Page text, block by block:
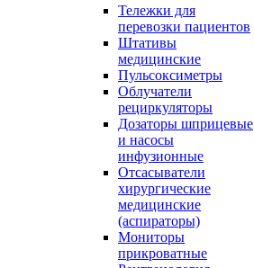
Тележки для
перевозки пациентов
Штативы
медицинские
Пульсоксиметры
Облучатели
рециркуляторы
Дозаторы шприцевые
и насосы
инфузионные
Отсасыватели
хирургические
медицинские
(аспираторы)
Мониторы
прикроватные